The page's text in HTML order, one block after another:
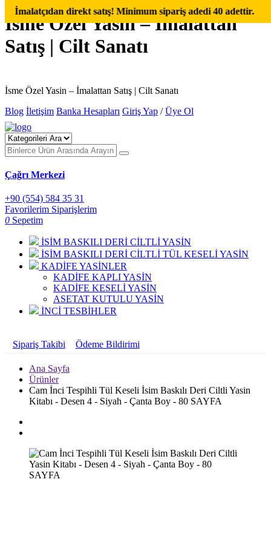
direkt satış! Minimum sipariş adedi 40 adettir.
İsme Özel Yasin – İmalattan
Satış | Cilt Sanatı
İsme Özel Yasin – İmalattan Satış | Cilt Sanatı
Blog İletişim Banka Hesapları Giriş Yap / Üye Ol
Çağrı Merkezi
+90 (554) 584 35 31
Favorilerim Siparişlerim
0 Sepetim
İSİM BASKILI DERİ CİLTLİ YASİN
İSİM BASKILI DERİ CİLTLİ TÜL KESELİ YASİN
KADİFE YASİNLER
KADİFE KAPLI YASİN
KADİFE KESELİ YASİN
ASETAT KUTULU YASİN
İNCİ TESBİHLER
Sipariş Takibi Ödeme Bildirimi
Ana Sayfa
Ürünler
Cam İnci Tespihli Tül Keseli İsim Baskılı Deri Ciltli Yasin
Kitabı - Desen 4 - Siyah - Çanta Boy - 80 SAYFA